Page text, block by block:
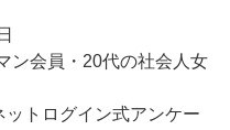
ン会員・20代の社会人女
トログイン式アンケー